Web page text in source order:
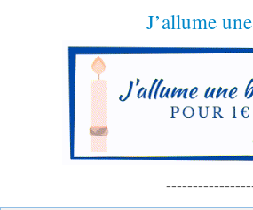
J’allume